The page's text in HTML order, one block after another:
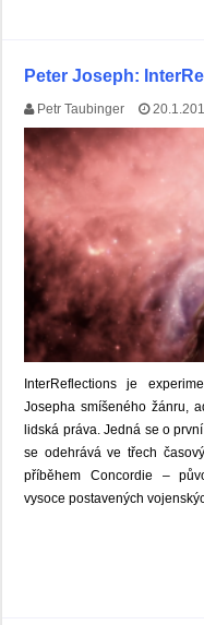
Peter Joseph:
Petr Taubinger
InterReflections je
Josepha smíšeného žánru,
lidská práva. Jedná se o
se odehrává ve třech
příběhem Concordie –
vysoce postavených